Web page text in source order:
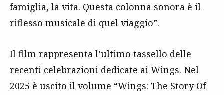
famiglia, la vita. Questa colonna sonora è il
riflesso musicale di quel viaggio”.
Il film rappresenta l’ultimo tassello delle
recenti celebrazioni dedicate ai Wings. Nel
2025 è uscito il volume “Wings: The Story Of